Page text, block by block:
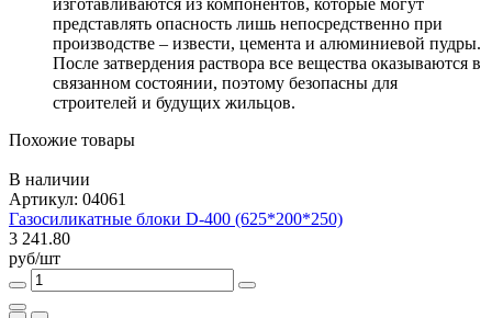
представлять опасность лишь непосредственно при
производстве – извести, цемента и алюминиевой пудры.
После затвердения раствора все вещества оказываются в
связанном состоянии, поэтому безопасны для
строителей и будущих жильцов.
Похожие товары
В наличии
Артикул: 04061
Газосиликатные блоки D-400 (625*200*250)
3 241.80
руб/шт